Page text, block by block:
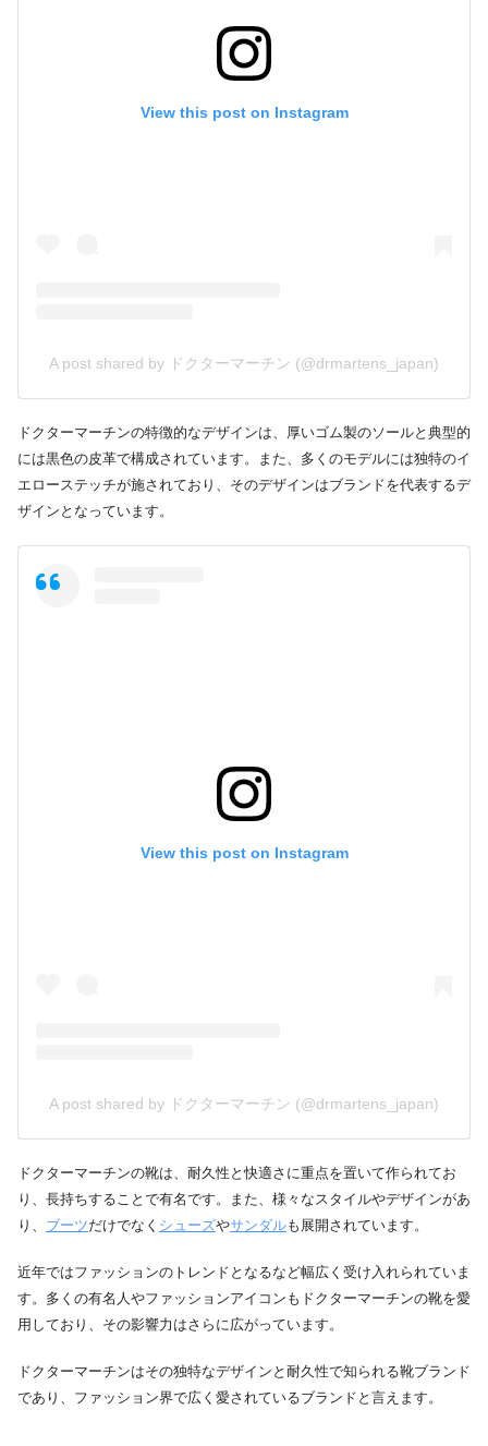
View this post on Instagram
A post shared by ドクターマーチン (@drmartens_japan)
ドクターマーチンの特徴的なデザインは、厚いゴム製のソールと典型的
には黒色の皮革で構成されています。また、多くのモデルには独特のイ
エローステッチが施されており、そのデザインはブランドを代表するデ
ザインとなっています。
View this post on Instagram
A post shared by ドクターマーチン (@drmartens_japan)
ドクターマーチンの靴は、耐久性と快適さに重点を置いて作られてお
り、長持ちすることで有名です。また、様々なスタイルやデザインがあ
り、 ブーツだけでなく シューズやサンダルも展開されています。
近年ではファッションのトレンドとなるなど幅広く受け入れられていま
す。多くの有名人やファッションアイコンもドクターマーチンの靴を愛
用しており、その影響力はさらに広がっています。
ドクターマーチンはその独特なデザインと耐久性で知られる靴ブランド
であり、ファッション界で広く愛されているブランドと言えます。